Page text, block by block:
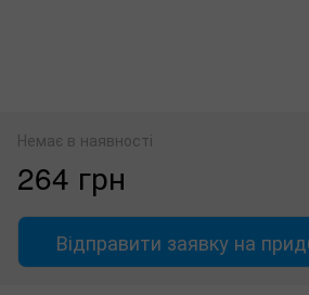
Немає в наявності
264 грн
Відправити заявку на